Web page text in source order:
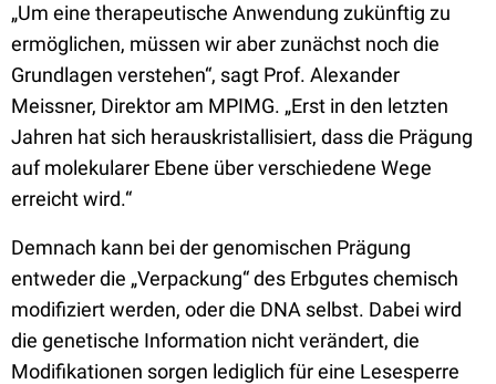
„Um eine therapeutische Anwendung zukünftig zu
ermöglichen, müssen wir aber zunächst noch die
Grundlagen verstehen“, sagt Prof. Alexander
Meissner, Direktor am MPIMG. „Erst in den letzten
Jahren hat sich herauskristallisiert, dass die Prägung
auf molekularer Ebene über verschiedene Wege
erreicht wird.“
Demnach kann bei der genomischen Prägung
entweder die „Verpackung“ des Erbgutes chemisch
modifiziert werden, oder die DNA selbst. Dabei wird
die genetische Information nicht verändert, die
Modifikationen sorgen lediglich für eine Lesesperre